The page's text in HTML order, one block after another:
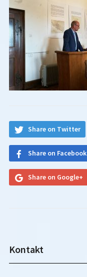
Share on Twitter
Share on Facebook
Share on Google+
Kontakt